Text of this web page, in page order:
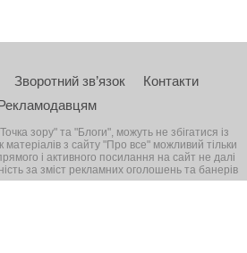
Зворотний зв’язок
Контакти
зору" та "Блоги", можуть не збігатися із
матеріалів з сайту "Про все" можливий тільки
і активного посилання на сайт не далі
за зміст рекламних оголошень та банерів